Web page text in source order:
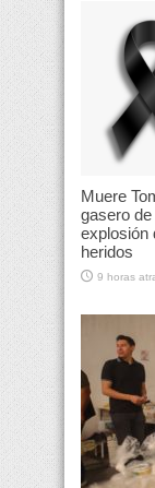
Muere
gasero
explosión
heridos
9 horas